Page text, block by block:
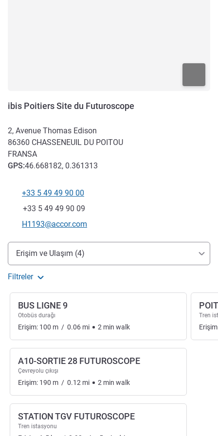
ibis Poitiers Site du Futuroscope
2, Avenue Thomas Edison
86360 CHASSENEUIL DU POITOU
FRANSA
GPS:46.668182, 0.361313
Telefon
+33 5 49 49 90 00
Faks
+33 5 49 49 90 09
İletişim için e-posta
H1193@accor.com
Erişim ve ulaşım
Erişim ve Ulaşım (4)
Filtreler
BUS LIGNE 9
Otobüs durağı
Erişim: 100 m / 0.06 mi 2 min walk
A10-SORTIE 28 FUTUROSCOPE
Çevreyolu çıkışı
Erişim: 190 m / 0.12 mi 2 min walk
STATION TGV FUTUROSCOPE
Tren istasyonu
Tren